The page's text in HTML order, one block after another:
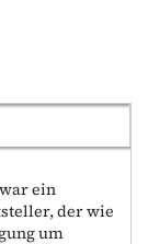
ein
der wie
um